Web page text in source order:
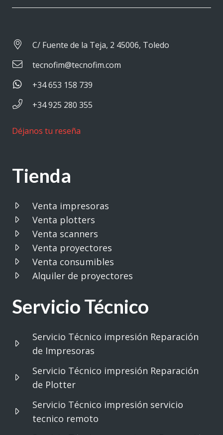
C/ Fuente de la Teja, 2 45006, Toledo
tecnofim@tecnofim.com
+34 653 158 739
+34 925 280 355
Déjanos tu reseña
Tienda
Venta impresoras
Venta plotters
Venta scanners
Venta proyectores
Venta consumibles
Alquiler de proyectores
Servicio Técnico
Servicio Técnico impresión Reparación
de Impresoras
Servicio Técnico impresión Reparación
de Plotter
Servicio Técnico impresión servicio
tecnico remoto